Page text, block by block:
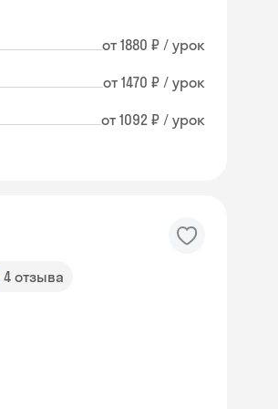
от 1880 ₽ / урок
от 1470 ₽ / урок
от 1092 ₽ / урок
4 отзыва